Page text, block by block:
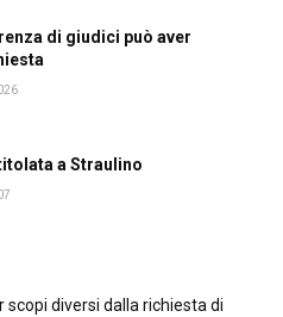
di giudici può aver
a Straulino
scopi diversi dalla richiesta di